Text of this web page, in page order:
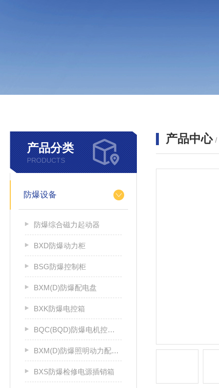
产品分类
PRODUCTS
防爆设备
防爆综合磁力起动器
BXD防爆动力柜
BSG防爆控制柜
BXM(D)防爆配电盘
BXK防爆电控箱
BQC(BQD)防爆电机控制器
BXM(D)防爆照明动力配电箱
BXS防爆检修电源插销箱
产品中心 /